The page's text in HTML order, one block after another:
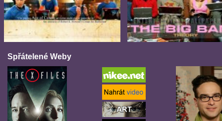
Spřátelené Weby